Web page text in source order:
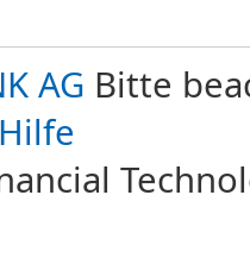
AG Bitte
Hilfe